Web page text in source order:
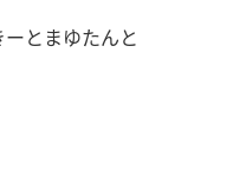
とまゆたんと